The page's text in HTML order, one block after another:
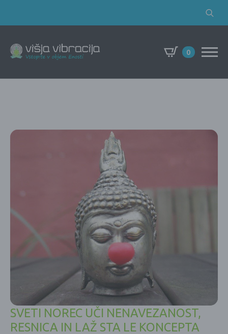
Search
0
SVETI NOREC UČI NENAVEZANOST,
RESNICA IN LAŽ STA LE KONCEPTA